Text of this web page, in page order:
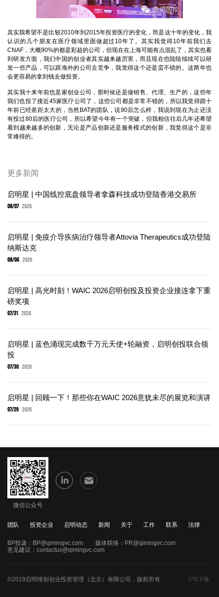
其实我希望不是比较2010年到2015年投资医疗的变化，而是这十年的变化，我
认识的几个朋友在医疗领域里面做超过10年了。其实我觉得10年前我们去
CNAF，大概90%的都是彩超的公司，但现在在上海可能有点混乱了，其实也看
到研发方面，我们中国的创业者其实越来越厉害，而且现在也陆陆续续可以研
发一些产品，可以跟海外的公司去竞争，我觉得这个还是蛮不错的。这两年也
会更容易的拿到钱去做投资。
其实我十来年前也是家创业公司，那时候还是做销售、代理、生产的，这些年
我们也投了接近45家医疗公司了，这些公司都是非常不错的，所以我觉得跟十
年前已经差距太大的，当然BAT的团队，说90后怎么样，我说到现在为止还没
有投过80后的医疗公司，所以希望今年有一个突破，但我相信往后几年还希望
看到越来越多的创新，无论是产品创新还是服务模式的创新，我觉得这个是非
常难得的。
更多新闻
启明星 | 中国线控底盘领导者拿森科技成功登陆香港交易所
08/07 2026
启明星 | 免疫介导疾病治疗领导者Attovia Therapeutics成功登陆
纳斯达克
08/06 2026
启明星 | 高光时刻！WAIC 2026启明创投及投资企业接连拿下重
磅奖项
07/31 2026
启明星 | 蓝色涌现完成数千万元天使+轮融资，启明创投联合领
投
07/30 2026
启明星 | 回顾一下！那些你在WAIC 2026意犹未尽的展览和演讲
07/29 2026
微信公众号
团队 投资企业 启明动态 新闻 关于 工作 联系 法律
BP投递： BP@qimingvc.com 媒体联络： PR@qimingvc.com
意见建议： contactus@qimingvc.com
©2019启明维创创业投资管理（北京）有限公司，版权所有 沪ICP备